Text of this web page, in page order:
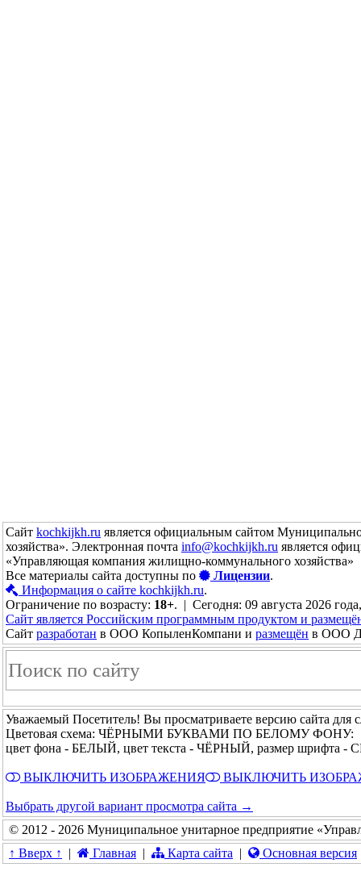
Сайт kochkijkh.ru является официальным сайтом
хозяйства». Электронная почта info@kochkijkh.ru является
«Управляющая компания жилищно-коммунального хозяйства»
Все материалы сайта доступны по
Лицензии.
Информация о сайте kochkijkh.ru.
Ограничение по возрасту: 18+. | Сегодня: 09 августа 2026
Сайт является Российским программным продуктом и
Сайт разработан в ООО КопыленКомпани и размещён в ООО
Уважаемый Посетитель! Вы просматриваете версию сайта для
Цветовая схема: ЧЁРНЫМИ БУКВАМИ ПО БЕЛОМУ ФОНУ:
цвет фона - БЕЛЫЙ, цвет текста - ЧЁРНЫЙ, размер шрифта
ВЫКЛЮЧИТЬ ИЗОБРАЖЕНИЯ ВЫКЛЮЧИТЬ
Выбрать другой вариант просмотра сайта →
© 2012 - 2026 Муниципальное унитарное предприятие
↑ Вверх ↑
| Главная | Карта сайта | Основная версия